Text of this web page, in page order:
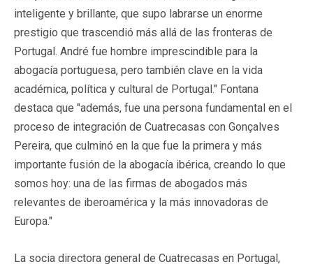
inteligente y brillante, que supo labrarse un enorme
prestigio que trascendió más allá de las fronteras de
Portugal. André fue hombre imprescindible para la
abogacía portuguesa, pero también clave en la vida
académica, política y cultural de Portugal." Fontana
destaca que "además, fue una persona fundamental en el
proceso de integración de Cuatrecasas con Gonçalves
Pereira, que culminó en la que fue la primera y más
importante fusión de la abogacía ibérica, creando lo que
somos hoy: una de las firmas de abogados más
relevantes de iberoamérica y la más innovadoras de
Europa."
La socia directora general de Cuatrecasas en Portugal,